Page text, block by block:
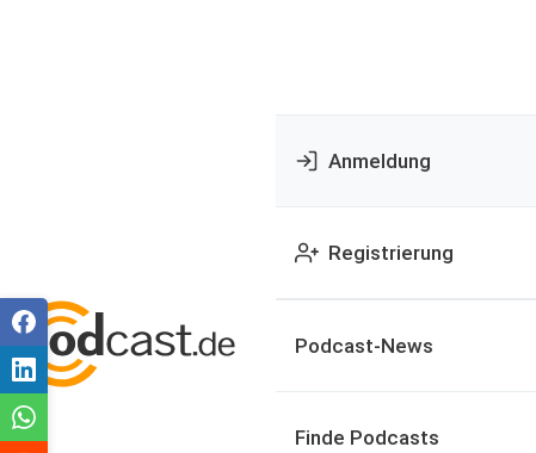
Anmeldung
Registrierung
Podcast-News
Finde Podcasts